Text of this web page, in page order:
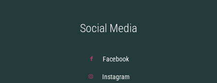
Social Media
Facebook
Instagram